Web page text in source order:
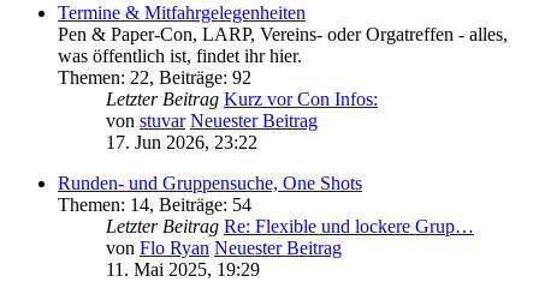
Termine & Mitfahrgelegenheiten
Pen & Paper-Con, LARP, Vereins- oder Orgatreffen - alles,
was öffentlich ist, findet ihr hier.
Themen: 22, Beiträge: 92
Letzter Beitrag Kurz vor Con Infos:
von stuvar Neuester Beitrag
17. Jun 2026, 23:22
Runden- und Gruppensuche, One Shots
Themen: 14, Beiträge: 54
Letzter Beitrag Re: Flexible und lockere Grup…
von Flo Ryan Neuester Beitrag
11. Mai 2025, 19:29